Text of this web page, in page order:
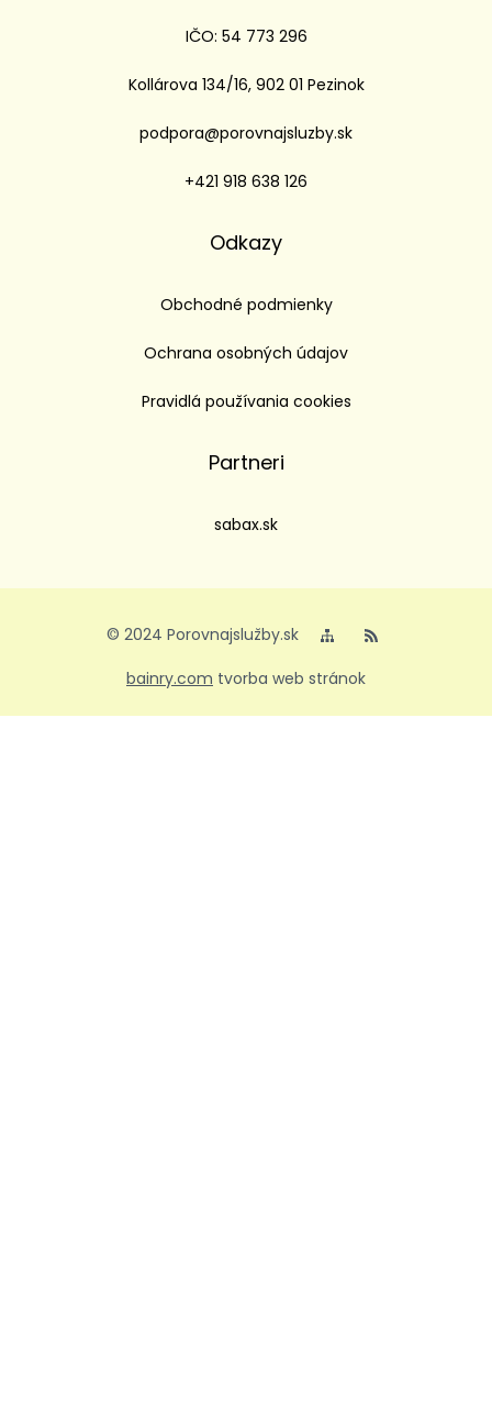
IČO: 54 773 296
Kollárova 134/16, 902 01 Pezinok
podpora@porovnajsluzby.sk
+421 918 638 126
Odkazy
Obchodné podmienky
Ochrana osobných údajov
Pravidlá používania cookies
Partneri
sabax.sk
© 2024 Porovnajslužby.sk
bainry.com tvorba web stránok